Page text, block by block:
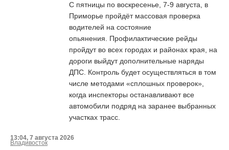
С пятницы по воскресенье, 7-9 августа, в
Приморье пройдёт массовая проверка
водителей на состояние
опьянения. Профилактические рейды
пройдут во всех городах и районах края, на
дороги выйдут дополнительные наряды
ДПС. Контроль будет осуществляться в том
числе методами «сплошных проверок»,
когда инспекторы останавливают все
автомобили подряд на заранее выбранных
участках трасс.
13:04, 7 августа 2026
Владивосток